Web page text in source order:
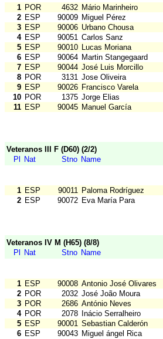
1 POR 4632 Mário Marinheiro
2 ESP 90009 Miguel Pérez
3 ESP 90006 Urbano Chousa
4 ESP 90051 Carlos Sanz
5 ESP 90010 Lucas Moriana
6 ESP 90064 Martin Stangegaard
7 ESP 90044 José Luis Morcillo
8 POR 3131 Jose Oliveira
9 ESP 90026 Francisco Varela
10 POR 1375 Jorge Elias
11 ESP 90045 Manuel García
Veteranos III F (D60) (2/2)
Pl
Nat Stno Name
1 ESP 90011 Paloma Rodríguez
2 ESP 90072 Eva María Para
Veteranos IV M (H65) (8/8)
Pl
Nat Stno Name
1 ESP 90008 Antonio José Olivares
2 POR 2032 José João Moura
3 POR 2686 António Neves
4 POR 2078 Inácio Serralheiro
5 ESP 90001 Sebastian Calderón
6 ESP 90043 Miguel ángel Rica